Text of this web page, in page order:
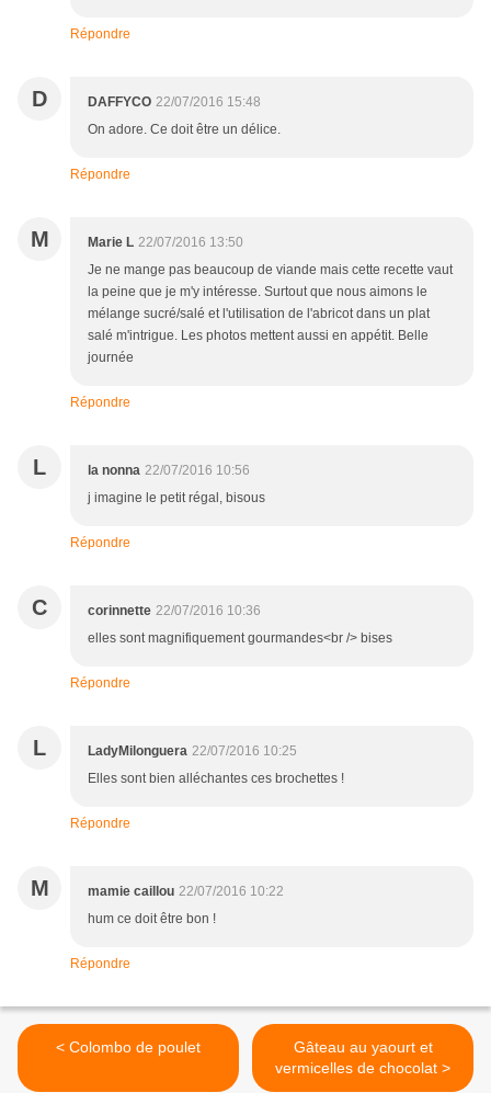
Répondre
D DAFFYCO 22/07/2016 15:48
On adore. Ce doit être un délice.
Répondre
M Marie L 22/07/2016 13:50
Je ne mange pas beaucoup de viande mais cette recette vaut
la peine que je m'y intéresse. Surtout que nous aimons le
mélange sucré/salé et l'utilisation de l'abricot dans un plat
salé m'intrigue. Les photos mettent aussi en appétit. Belle
journée
Répondre
L la nonna 22/07/2016 10:56
j imagine le petit régal, bisous
Répondre
C corinnette 22/07/2016 10:36
elles sont magnifiquement gourmandes<br /> bises
Répondre
L LadyMilonguera 22/07/2016 10:25
Elles sont bien alléchantes ces brochettes !
Répondre
M mamie caillou 22/07/2016 10:22
hum ce doit être bon !
Répondre
< Colombo de poulet
Gâteau au yaourt et
vermicelles de chocolat >